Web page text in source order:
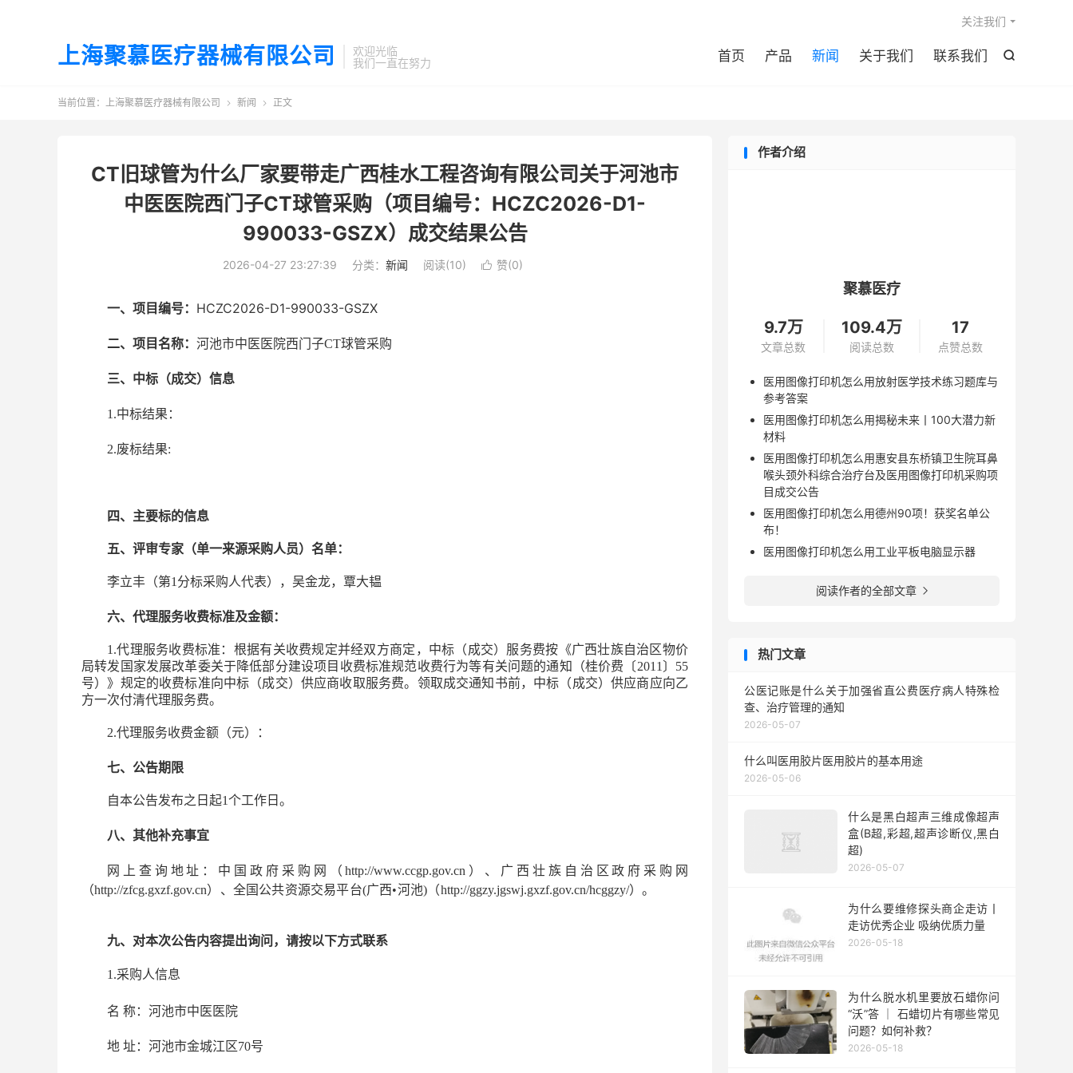
上海聚慕医疗器械有限公司
欢迎光临
我们一直在努力

首页 产品 新闻 关于我们 联系我们
关注我们
当前位置： 上海聚慕医疗器械有限公司  新闻  正文
CT旧球管为什么厂家要带走广西桂水工程咨询有限公司关于河池市
中医医院西门子CT球管采购（项目编号：HCZC2026-D1-
990033-GSZX）成交结果公告
2026-04-27 23:27:39 分类： 新闻 阅读(10)  赞(0)
一、项目编号： HCZC2026-D1-990033-GSZX
二、项目名称： 河池市中医医院西门子CT球管采购
三、中标（成交）信息
1.中标结果：
2.废标结果:
四、主要标的信息
五、评审专家（单一来源采购人员）名单：
李立丰（第1分标采购人代表），吴金龙，覃大韫
六、代理服务收费标准及金额：
1.代理服务收费标准： 根据有关收费规定并经双方商定，中标（成交）服务费按《广西壮族自治区物价
局转发国家发展改革委关于降低部分建设项目收费标准规范收费行为等有关问题的通知（桂价费〔2011〕55
号）》规定的收费标准向中标（成交）供应商收取服务费。领取成交通知书前，中标（成交）供应商应向乙
方一次付清代理服务费。
2.代理服务收费金额（元）：
七、公告期限
自本公告发布之日起1个工作日。
八、其他补充事宜
网上查询地址：中国政府采购网（http://www.ccgp.gov.cn）、广西壮族自治区政府采购网
（http://zfcg.gxzf.gov.cn）、全国公共资源交易平台(广西•河池)（http://ggzy.jgswj.gxzf.gov.cn/hcggzy/）。
九、对本次公告内容提出询问，请按以下方式联系
1.采购人信息
名 称： 河池市中医医院
地 址： 河池市金城江区70号
作者介绍
聚慕医疗
9.7万
文章总数
109.4万
阅读总数
17
点赞总数
医用图像打印机怎么用放射医学技术练习题库与
参考答案
医用图像打印机怎么用揭秘未来丨100大潜力新
材料
医用图像打印机怎么用惠安县东桥镇卫生院耳鼻
喉头颈外科综合治疗台及医用图像打印机采购项
目成交公告
医用图像打印机怎么用德州90项！获奖名单公
布！
医用图像打印机怎么用工业平板电脑显示器
阅读作者的全部文章 
热门文章
公医记账是什么关于加强省直公费医疗病人特殊检
查、治疗管理的通知
2026-05-07
什么叫医用胶片医用胶片的基本用途
2026-05-06
什么是黑白超声三维成像超声
盒(B超,彩超,超声诊断仪,黑白
超)
2026-05-07
为什么要维修探头商企走访丨
走访优秀企业 吸纳优质力量
2026-05-18
为什么脱水机里要放石蜡你问
“沃”答 ｜ 石蜡切片有哪些常见
问题？如何补救？
2026-05-18